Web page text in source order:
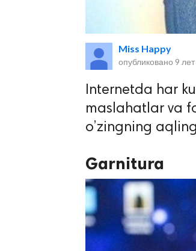
Miss Happy
опубликовано 9
Internetda har
maslahatlar va
o’zingning
Garnitura